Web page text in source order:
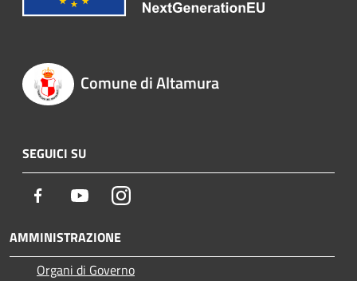
Comune di Altamura
SEGUICI SU
Facebook YoutubeInstagram
AMMINISTRAZIONE
Organi di Governo